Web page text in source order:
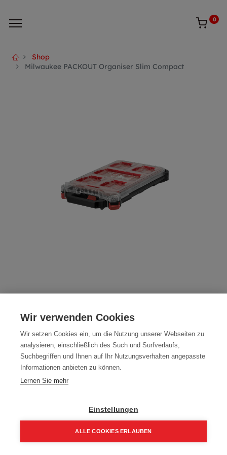
0
Shop
Milwaukee PACKOUT Organiser Slim Compact
Compact
Artikelnummer:4932471065
28,00€
33,60 € inkl. Mwst
28,00 € / Stk.
In den Einkaufskorb
Wir verwenden Cookies
Wir setzen Cookies ein, um die Nutzung unserer Webseiten zu
analysieren, einschließlich des Such und Surfverlaufs,
Suchbegriffen und Ihnen auf Ihr Nutzungsverhalten angepasste
Informationen anbieten zu können.
Lernen Sie mehr
Einstellungen
ALLE COOKIES ERLAUBEN